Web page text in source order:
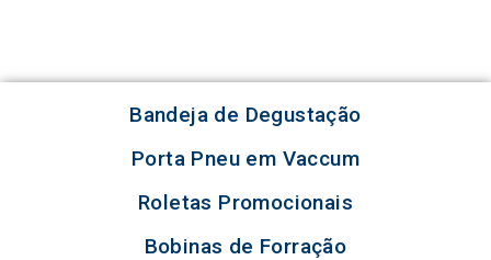
Bandeja de Degustação
Porta Pneu em Vaccum
Roletas Promocionais
Bobinas de Forração